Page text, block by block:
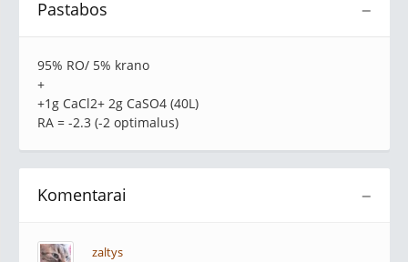
−
Pastabos
95% RO/ 5% krano
+
+1g CaCl2+ 2g CaSO4 (40L)
RA = -2.3 (-2 optimalus)
−
Komentarai
zaltys